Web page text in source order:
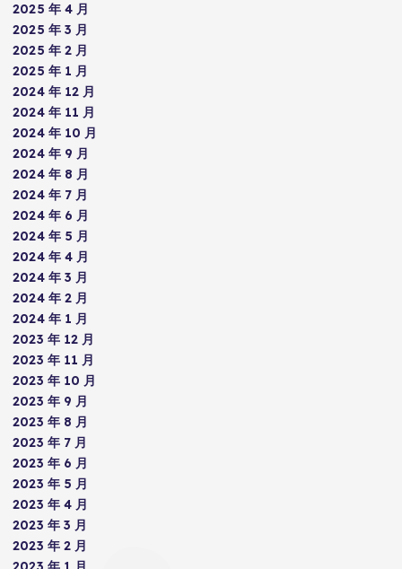
2025 年 4 月
2025 年 3 月
2025 年 2 月
2025 年 1 月
2024 年 12 月
2024 年 11 月
2024 年 10 月
2024 年 9 月
2024 年 8 月
2024 年 7 月
2024 年 6 月
2024 年 5 月
2024 年 4 月
2024 年 3 月
2024 年 2 月
2024 年 1 月
2023 年 12 月
2023 年 11 月
2023 年 10 月
2023 年 9 月
2023 年 8 月
2023 年 7 月
2023 年 6 月
2023 年 5 月
2023 年 4 月
2023 年 3 月
2023 年 2 月